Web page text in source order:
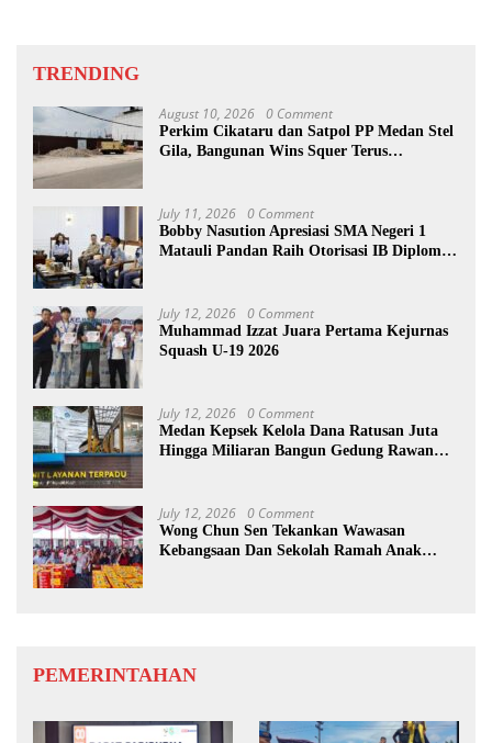
TRENDING
August 10, 2026 0 Comment
Perkim Cikataru dan Satpol PP Medan Stel
Gila, Bangunan Wins Squer Terus
July 11, 2026 0 Comment
Bobby Nasution Apresiasi SMA Negeri 1
Matauli Pandan Raih Otorisasi IB Diploma
July 12, 2026 0 Comment
Muhammad Izzat Juara Pertama Kejurnas
Squash U-19 2026
July 12, 2026 0 Comment
Medan Kepsek Kelola Dana Ratusan Juta
Hingga Miliaran Bangun Gedung Rawan
July 12, 2026 0 Comment
Wong Chun Sen Tekankan Wawasan
Kebangsaan Dan Sekolah Ramah Anak
PEMERINTAHAN